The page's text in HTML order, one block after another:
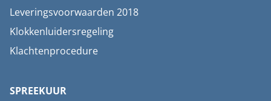
Leveringsvoorwaarden 2018
Klokkenluidersregeling
Klachtenprocedure
SPREEKUUR